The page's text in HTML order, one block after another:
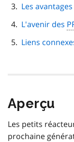
Les
L'avenir des
Liens
Aperçu
Les petits
prochaine